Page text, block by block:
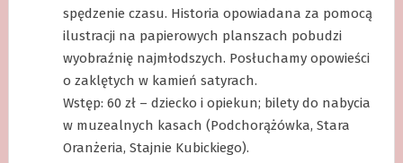
spędzenie czasu. Historia opowiadana za pomocą
ilustracji na papierowych planszach pobudzi
wyobraźnię najmłodszych. Posłuchamy opowieści
o zaklętych w kamień satyrach.
Wstęp: 60 zł – dziecko i opiekun; bilety do nabycia
w muzealnych kasach (Podchorążówka, Stara
Oranżeria, Stajnie Kubickiego).